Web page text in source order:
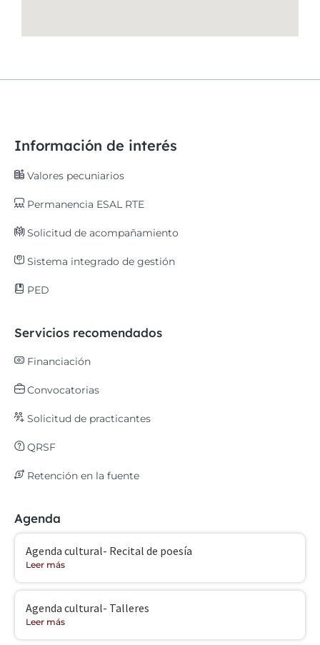
Información de interés
Valores pecuniarios
Permanencia ESAL RTE
Solicitud de acompañamiento
Sistema integrado de gestión
PED
Servicios recomendados
Financiación
Convocatorias
Solicitud de practicantes
QRSF
Retención en la fuente
Agenda
Agenda cultural- Recital de poesía
Leer más
Agenda cultural- Talleres
Leer más